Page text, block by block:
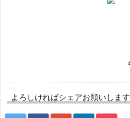
よろしければシェアお願いします